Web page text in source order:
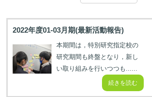
2022年度01-03月期(最新活動報告)
本期間は，特別研究指定校の
研究期間も終盤となり，新し
い取り組みを行いつつも......
続きを読む